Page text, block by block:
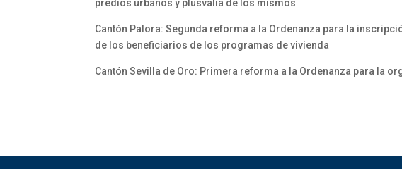
predios urbanos y plusvalía de los mismos
Cantón Palora: Segunda reforma a la Ordenanza para la
de los beneficiarios de los programas de vivienda
Cantón Sevilla de Oro: Primera reforma a la Ordenanza para la